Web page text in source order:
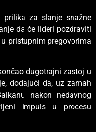
za slanje snažne
da će lideri pozdraviti
pristupnim pregovorima
dugotrajni zastoj u
dodajući da, uz zamah
nakon nedavnog
impuls u procesu